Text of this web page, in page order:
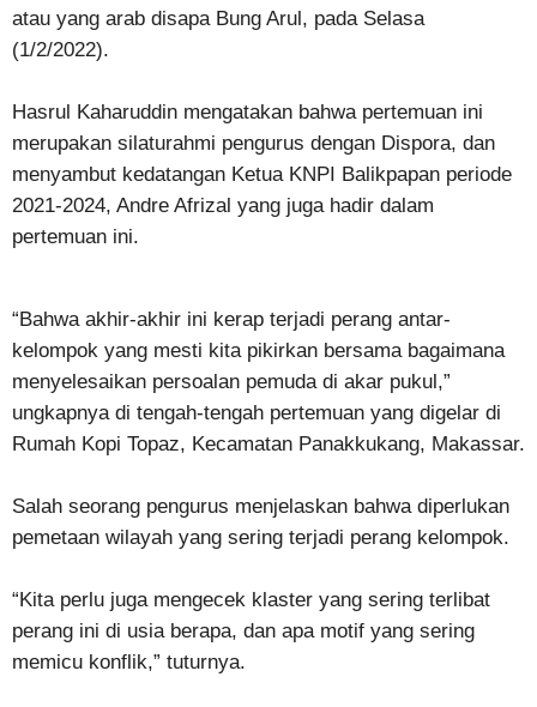
atau yang arab disapa Bung Arul, pada Selasa
(1/2/2022).
Hasrul Kaharuddin mengatakan bahwa pertemuan ini
merupakan silaturahmi pengurus dengan Dispora, dan
menyambut kedatangan Ketua KNPI Balikpapan periode
2021-2024, Andre Afrizal yang juga hadir dalam
pertemuan ini.
“Bahwa akhir-akhir ini kerap terjadi perang antar-
kelompok yang mesti kita pikirkan bersama bagaimana
menyelesaikan persoalan pemuda di akar pukul,”
ungkapnya di tengah-tengah pertemuan yang digelar di
Rumah Kopi Topaz, Kecamatan Panakkukang, Makassar.
Salah seorang pengurus menjelaskan bahwa diperlukan
pemetaan wilayah yang sering terjadi perang kelompok.
“Kita perlu juga mengecek klaster yang sering terlibat
perang ini di usia berapa, dan apa motif yang sering
memicu konflik,” tuturnya.